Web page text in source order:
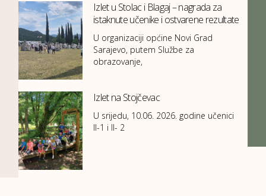
Izlet u Stolac i Blagaj – nagrada za
istaknute učenike i ostvarene rezultate
U organizaciji općine Novi Grad
Sarajevo, putem Službe za
obrazovanje,
Izlet na Stojčevac
U srijedu, 10.06. 2026. godine učenici
II-1 i II- 2